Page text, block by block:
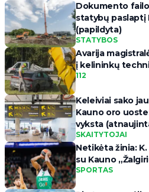
Dokumento
statybų paslaptį
(papildyta)
STATYBOS
Avarija
į kelininkų
112
Keleiviai sako
Kauno oro
vyksta
SKAITYTOJAI
Netikėta žinia:
su Kauno
SPORTAS